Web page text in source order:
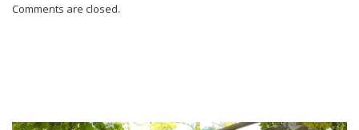
Comments are closed.